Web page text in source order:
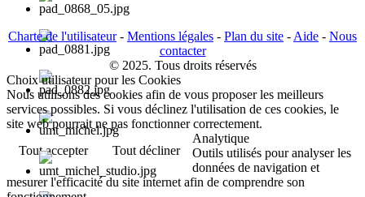
Charte de l'utilisateur- Mentions légales - Plan du site - Aide - Nous
contacter
© 2025. Tous droits réservés
Choix utilisateur pour les Cookies
Nous utilisons des cookies afin de vous proposer les meilleurs
services possibles. Si vous déclinez l'utilisation de ces cookies, le
site web pourrait ne pas fonctionner correctement.
Tout accepter
Tout décliner
Analytique
Outils utilisés pour analyser les
données de navigation et
mesurer l'efficacité du site internet afin de comprendre son